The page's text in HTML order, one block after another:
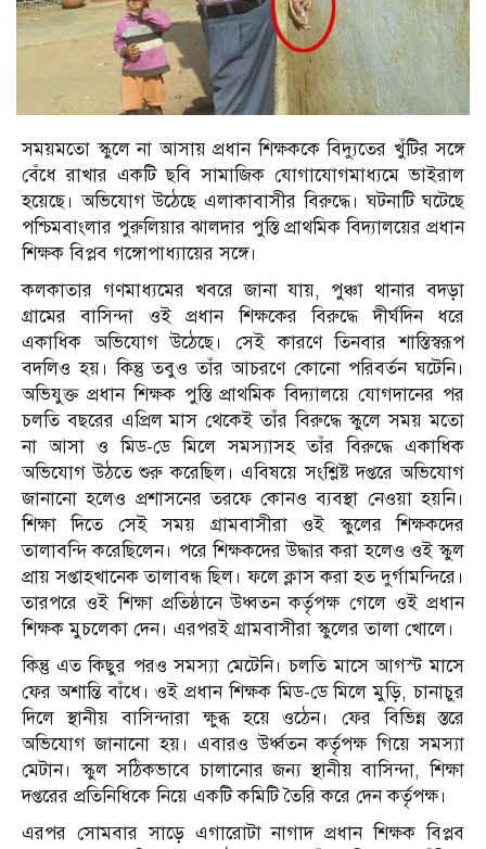
সময়মতো স্কুলে না আসায় প্রধান শিক্ষককে বিদ্যুতের খুঁটির সঙ্গে
বেঁধে রাখার একটি ছবি সামাজিক যোগাযোগমাধ্যমে ভাইরাল
হয়েছে। অভিযোগ উঠেছে এলাকাবাসীর বিরুদ্ধে। ঘটনাটি ঘটেছে
পশ্চিমবাংলার পুরুলিয়ার ঝালদার পুস্তি প্রাথমিক বিদ্যালয়ের প্রধান
শিক্ষক বিপ্লব গঙ্গোপাধ্যায়ের সঙ্গে।
কলকাতার গণমাধ্যমের খবরে জানা যায়, পুঞ্চা থানার বদড়া
গ্রামের বাসিন্দা ওই প্রধান শিক্ষকের বিরুদ্ধে দীর্ঘদিন ধরে
একাধিক অভিযোগ উঠেছে। সেই কারণে তিনবার শাস্তিস্বরূপ
বদলিও হয়। কিন্তু তবুও তাঁর আচরণে কোনো পরিবর্তন ঘটেনি।
অভিযুক্ত প্রধান শিক্ষক পুস্তি প্রাথমিক বিদ্যালয়ে যোগদানের পর
চলতি বছরের এপ্রিল মাস থেকেই তাঁর বিরুদ্ধে স্কুলে সময় মতো
না আসা ও মিড-ডে মিলে সমস্যাসহ তাঁর বিরুদ্ধে একাধিক
অভিযোগ উঠতে শুরু করেছিল। এবিষয়ে সংশ্লিষ্ট দপ্তরে অভিযোগ
জানানো হলেও প্রশাসনের তরফে কোনও ব্যবস্থা নেওয়া হয়নি।
শিক্ষা দিতে সেই সময় গ্রামবাসীরা ওই স্কুলের শিক্ষকদের
তালাবন্দি করেছিলেন। পরে শিক্ষকদের উদ্ধার করা হলেও ওই স্কুল
প্রায় সপ্তাহখানেক তালাবন্ধ ছিল। ফলে ক্লাস করা হত দুর্গামন্দিরে।
তারপরে ওই শিক্ষা প্রতিষ্ঠানে উধ্বতন কর্তৃপক্ষ গেলে ওই প্রধান
শিক্ষক মুচলেকা দেন। এরপরই গ্রামবাসীরা স্কুলের তালা খোলে।
কিন্তু এত কিছুর পরও সমস্যা মেটেনি। চলতি মাসে আগস্ট মাসে
ফের অশান্তি বাঁধে। ওই প্রধান শিক্ষক মিড-ডে মিলে মুড়ি, চানাচুর
দিলে স্থানীয় বাসিন্দারা ক্ষুব্ধ হয়ে ওঠেন। ফের বিভিন্ন স্তরে
অভিযোগ জানানো হয়। এবারও ‌উর্ধ্বতন কর্তৃপক্ষ গিয়ে সমস্যা
মেটান। স্কুল সঠিকভাবে চালানোর জন্য স্থানীয় বাসিন্দা, শিক্ষা
দপ্তরের প্রতিনিধিকে নিয়ে একটি কমিটি তৈরি করে দেন কর্তৃপক্ষ।
এরপর সোমবার সাড়ে এগারোটা নাগাদ প্রধান শিক্ষক বিপ্লব